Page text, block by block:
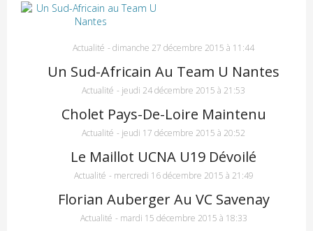
Actualité - dimanche 27 décembre 2015 à 11:44
Un Sud-Africain Au Team U Nantes
Actualité - jeudi 24 décembre 2015 à 21:53
Cholet Pays-De-Loire Maintenu
Actualité - jeudi 17 décembre 2015 à 20:52
Le Maillot UCNA U19 Dévoilé
Actualité - mercredi 16 décembre 2015 à 21:49
Florian Auberger Au VC Savenay
Actualité - mardi 15 décembre 2015 à 18:33